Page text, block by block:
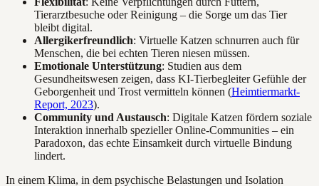
Tierarztbesuche oder Reinigung – die Sorge um das Tier
bleibt digital.
Allergikerfreundlich: Virtuelle Katzen schnurren auch für
Menschen, die bei echten Tieren niesen müssen.
Emotionale Unterstützung: Studien aus dem
Gesundheitswesen zeigen, dass KI-Tierbegleiter Gefühle der
Geborgenheit und Trost vermitteln können (Heimtiermarkt-
Report, 2023).
Community und Austausch: Digitale Katzen fördern soziale
Interaktion innerhalb spezieller Online-Communities – ein
Paradoxon, das echte Einsamkeit durch virtuelle Bindung
lindert.
In einem Klima, in dem psychische Belastungen und Isolation